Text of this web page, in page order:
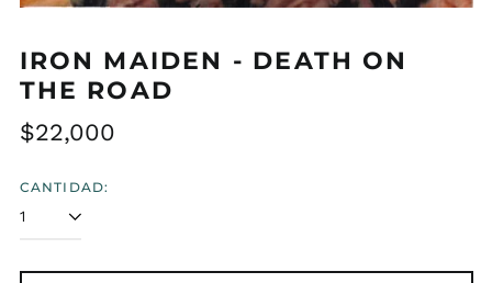
IRON MAIDEN - DEATH ON
THE ROAD
Precio
$22,000
CANTIDAD: